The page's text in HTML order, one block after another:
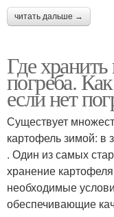
читать дальше →
Где
погреба.
если нет
Существует
картофель зимой: в
. Один из самых
хранение
необходимые
обеспечивающие